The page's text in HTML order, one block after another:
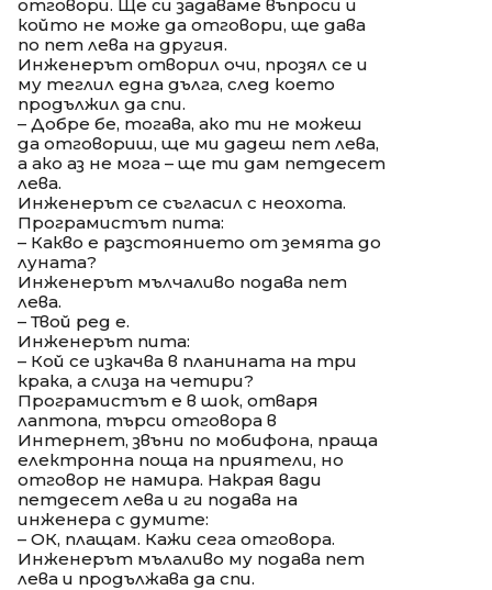
отговори. Ще си задаваме въпроси и
който не може да отговори, ще дава
по пет лева на другия.
Инженерът отворил очи, прозял се и
му теглил една дълга, след което
продължил да спи.
– Добре бе, тогава, ако ти не можеш
да отговориш, ще ми дадеш пет лева,
а ако аз не мога – ще ти дам петдесет
лева.
Инженерът се съгласил с неохота.
Програмистът пита:
– Какво е разстоянието от земята до
луната?
Инженерът мълчаливо подава пет
лева.
– Твой ред е.
Инженерът пита:
– Кой се изкачва в планината на три
крака, а слиза на четири?
Програмистът е в шок, отваря
лаптопа, търси отговора в
Интернет, звъни по мобифона, праща
електронна поща на приятели, но
отговор не намира. Накрая вади
петдесет лева и ги подава на
инженера с думите:
– ОК, плащам. Кажи сега отговора.
Инженерът мълаливо му подава пет
лева и продължава да спи.